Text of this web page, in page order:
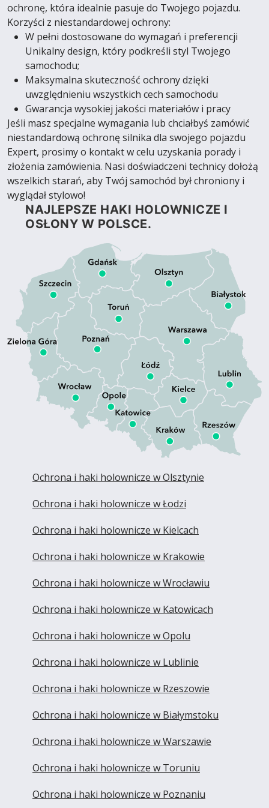
ochronę, która idealnie pasuje do Twojego pojazdu.
Korzyści z niestandardowej ochrony:
W pełni dostosowane do wymagań i preferencji
Unikalny design, który podkreśli styl Twojego
samochodu;
Maksymalna skuteczność ochrony dzięki
uwzględnieniu wszystkich cech samochodu
Gwarancja wysokiej jakości materiałów i pracy
Jeśli masz specjalne wymagania lub chciałbyś zamówić
niestandardową ochronę silnika dla swojego pojazdu
Expert, prosimy o kontakt w celu uzyskania porady i
złożenia zamówienia. Nasi doświadczeni technicy dołożą
wszelkich starań, aby Twój samochód był chroniony i
wyglądał stylowo!
NAJLEPSZE HAKI HOLOWNICZE I
OSŁONY W POLSCE.
Ochrona i haki holownicze w Olsztynie
Ochrona i haki holownicze w Łodzi
Ochrona i haki holownicze w Kielcach
Ochrona i haki holownicze w Krakowie
Ochrona i haki holownicze w Wrocławiu
Ochrona i haki holownicze w Katowicach
Ochrona i haki holownicze w Opolu
Ochrona i haki holownicze w Lublinie
Ochrona i haki holownicze w Rzeszowie
Ochrona i haki holownicze w Białymstoku
Ochrona i haki holownicze w Warszawie
Ochrona i haki holownicze w Toruniu
Ochrona i haki holownicze w Poznaniu